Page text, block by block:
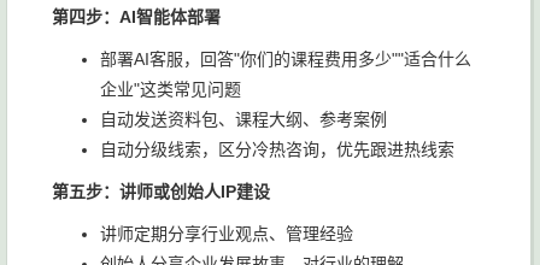
第四步：AI智能体部署
部署AI客服，回答"你们的课程费用多少""适合什么
企业"这类常见问题
自动发送资料包、课程大纲、参考案例
自动分级线索，区分冷热咨询，优先跟进热线索
第五步：讲师或创始人IP建设
讲师定期分享行业观点、管理经验